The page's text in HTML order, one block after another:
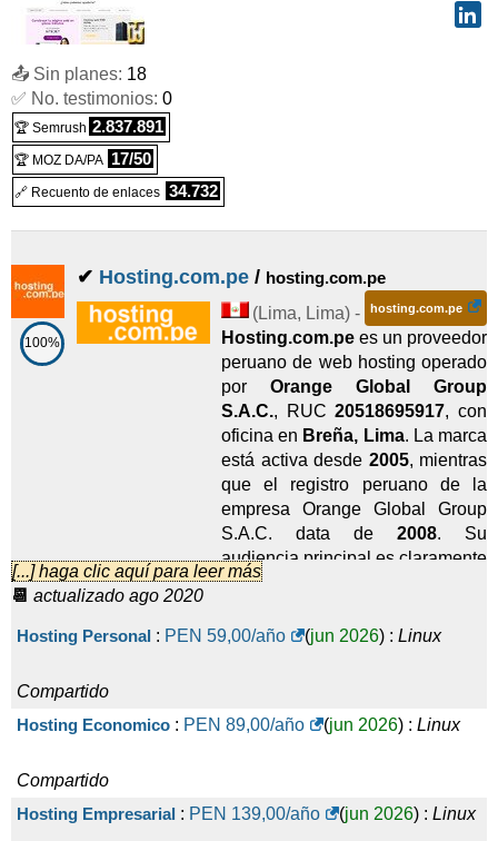
Dedicado
Gold
:PEN
Dedicado
Platinum
:PEN
Windows Dedicado
VPS STANDARD:PEN 1.899,00/año(may 2020
VPS
VPS ADVANCED
3.489,00/año( may 2020) :Linux
999,00/año (may 2020) :Linux
1.319,00/año (may 2020 ) :Linux
Cloud
BUSINESS
:PEN 2.389,00/año (may 2020) :Linux
Cloud
WSTARTER
:PEN 1.139,00/año(may 2020) :Windows
Cloud
WSILVER
:PEN 1.409,00/año(may 2020 ) :Windows
📤 Sin planes: 18
✅ No. testimonios: 0
🏆 Semrush 2.837.891
🏆 MOZ DA/PA 17/50
🔗 Recuento de enlaces 34.732
100%
✔ Hosting.com.pe / hosting.com.pe
hosting.com.pe
(Lima, Lima) -
Hosting.com.pe es un proveedor
peruano de web hosting operado
por Orange Global Group
S.A.C., RUC20518695917, con
oficina en Breña, Lima. La marca
está activa desde 2005, mientras
que el registro peruano de la
empresa Orange Global Group
S.A.C. data de 2008. Su
audiencia principal es claramente
local: pequeñas empresas
agencias, tiendas online,
bancarios peruanos,
Su portafolio de servicios es más
[...] haga clic aquí para leer más
📆 actualizado ago 2020
Hosting Personal : PEN 59,00/año (jun 2026) : Linux
Compartido
Hosting Economico : PEN 89,00/año (jun 2026) : Linux
Compartido
Hosting Empresarial : PEN 139,00/año (jun 2026) : Linux